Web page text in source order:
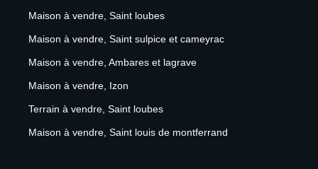
Maison à vendre, Saint loubes
Maison à vendre, Saint sulpice et cameyrac
Maison à vendre, Ambares et lagrave
Maison à vendre, Izon
Terrain à vendre, Saint loubes
Maison à vendre, Saint louis de montferrand